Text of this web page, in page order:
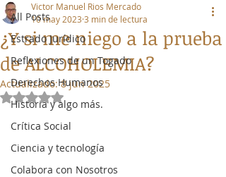
All Posts
Estrado Jurídico
Reflexiones de un Togado
Derechos Humanos
Historia y algo más.
Crítica Social
Ciencia y tecnología
Colabora con Nosotros
¿Y si me niego a la prueba
de ALCOHOLEMIA?
Victor Manuel Rios Mercado
10 may 2023 3 min de lectura
Actualizado:8 jun 2025
Obtuvo NaN de 5 estrellas.